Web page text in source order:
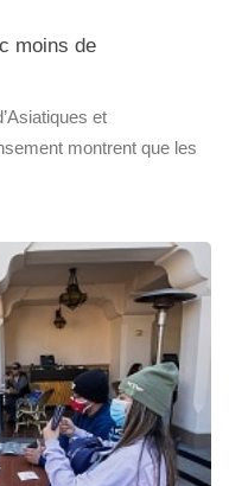
moins de
et
montrent que les